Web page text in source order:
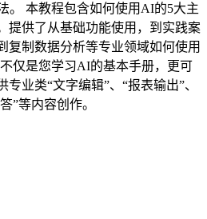
。 本教程包含如何使用AI的5大主
提供了从基础功能使用，到实践案
复制数据分析等专业领域如何使用
仅是您学习AI的基本手册，更可
业类“文字编辑”、“报表输出”、
”等内容创作。